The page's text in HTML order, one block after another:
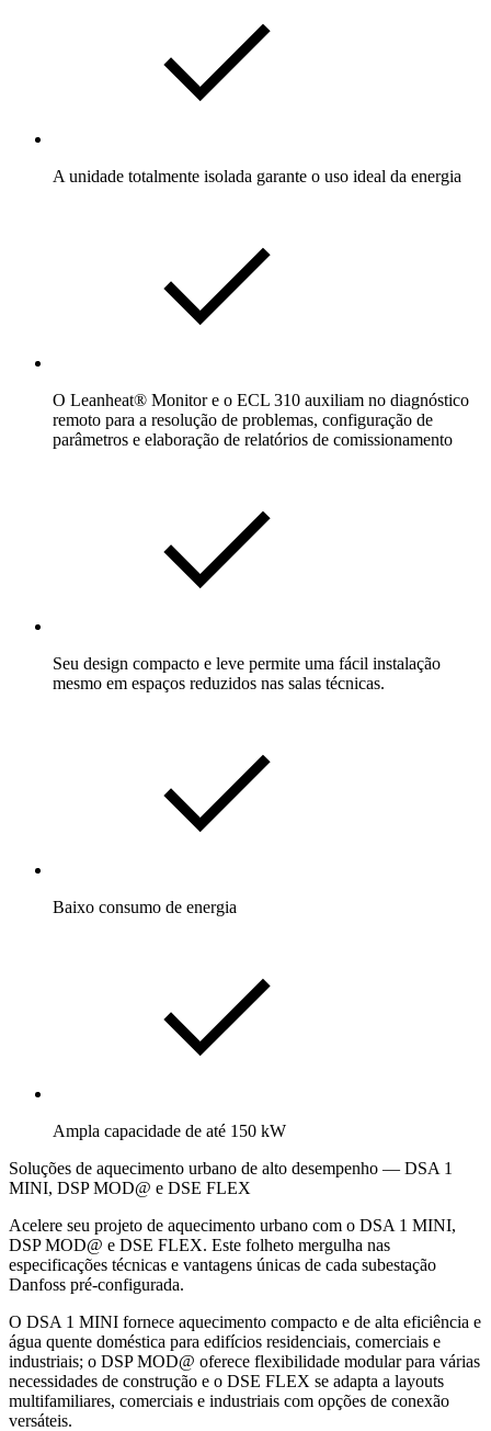
A unidade totalmente isolada garante o uso ideal da energia
O Leanheat® Monitor e o ECL 310 auxiliam no diagnóstico
remoto para a resolução de problemas, configuração de
parâmetros e elaboração de relatórios de comissionamento
Seu design compacto e leve permite uma fácil instalação
mesmo em espaços reduzidos nas salas técnicas.
Baixo consumo de energia
Ampla capacidade de até 150 kW
Soluções de aquecimento urbano de alto desempenho — DSA 1
MINI, DSP MOD@ e DSE FLEX
Acelere seu projeto de aquecimento urbano com o DSA 1 MINI,
DSP MOD@ e DSE FLEX. Este folheto mergulha nas
especificações técnicas e vantagens únicas de cada subestação
Danfoss pré-configurada.
O DSA 1 MINI fornece aquecimento compacto e de alta eficiência e
água quente doméstica para edifícios residenciais, comerciais e
industriais; o DSP MOD@ oferece flexibilidade modular para várias
necessidades de construção e o DSE FLEX se adapta a layouts
multifamiliares, comerciais e industriais com opções de conexão
versáteis.